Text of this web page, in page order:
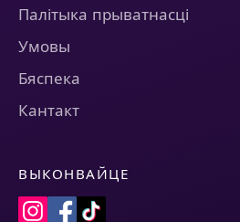
Палітыка прыватнасці
Умовы
Бяспека
Кантакт
ВЫКОНВАЙЦЕ